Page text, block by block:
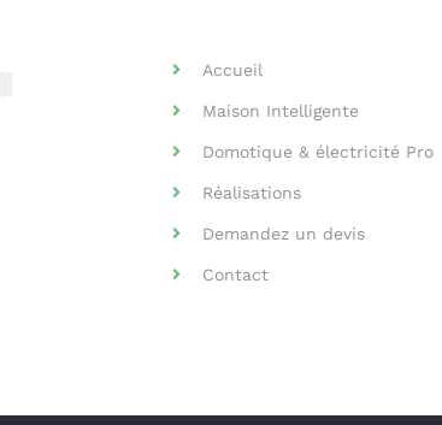
Accueil
Maison Intelligente
Domotique & électricité Pro
Réalisations
Demandez un devis
Contact